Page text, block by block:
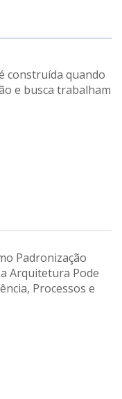
construída quando
e busca trabalham
Padronização
Arquitetura Pode
Processos e